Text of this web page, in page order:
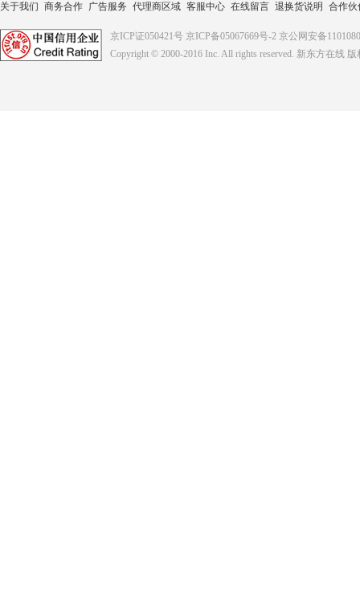
关于我们 商务合作 广告服务 代理商区域 客服中心 在线留言 退换货说明 合作伙
京ICP证050421号 京ICP备05067669号-2 京公网安备
Copyright © 2000-2016 Inc. All rights reserved. 新东方在线